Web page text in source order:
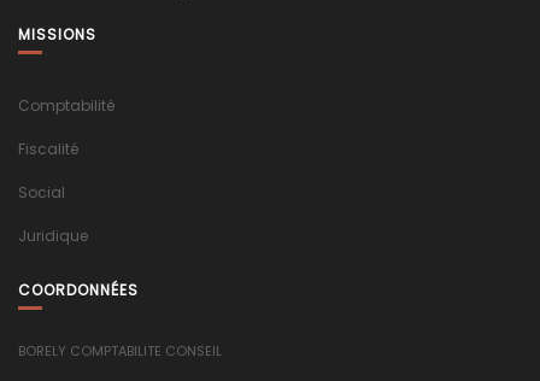
MISSIONS
Comptabilité
Fiscalité
Social
Juridique
COORDONNÉES
BORELY COMPTABILITE CONSEIL